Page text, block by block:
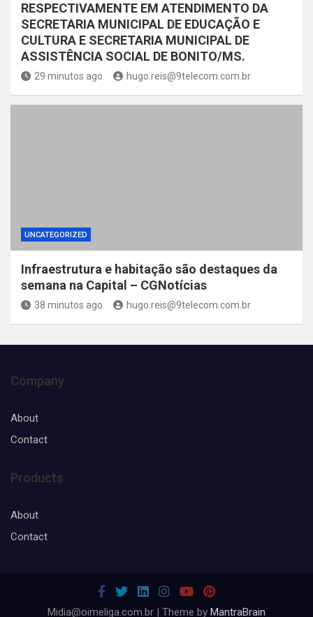
RESPECTIVAMENTE EM ATENDIMENTO DA
SECRETARIA MUNICIPAL DE EDUCAÇÃO E
CULTURA E SECRETARIA MUNICIPAL DE
ASSISTÊNCIA SOCIAL DE BONITO/MS.
29 minutos ago hugo.reis@9telecom.com.br
UNCATEGORIZED
Infraestrutura e habitação são destaques da
semana na Capital – CGNotícias
38 minutos ago hugo.reis@9telecom.com.br
Company
About
Contact
Products
About
Contact
Midia@oimeliga.com.br | Theme by MantraBrain